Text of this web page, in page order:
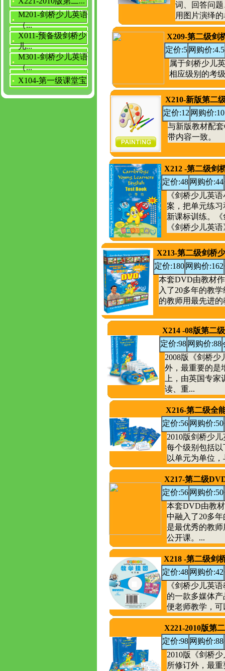
M201-剑桥少儿英语
（...
X011-预备级剑桥少
儿...
M301-剑桥少儿英语
（...
X104-第一级课堂宝
词、回答问
用图片演绎
X209-第二级剑
定价:5 网购价:4.5
属于剑桥少儿
相应级别的考
X210-新版第二
定价:12 网购价
与新版教材配
带内容一致。
X212 -第二级剑
定价:48 网购价:44
《剑桥少儿英
案，把单元练
新课标训练。
《剑桥少儿英
X213-第二级剑桥
定价:180 网购价:162
本套DVD由教材
入了20多年的教
的教师用最先进
X214 -08版第二
定价:98 网购价:88
2008版《剑桥少
外，最重要的是
上，由英国专
读、重...
X216-第二级全
定价:56 网购价:50
2010版剑桥少
每个级别包括
以单元为单位
X217-第二级
定价:56 网购价:50
本套DVD由教
中融入了20多
是最优秀的教
公开课。...
X218 -第二级剑
定价:48 网购价:42
《剑桥少儿英
的一款多媒体
便老师教学，
X221-2010版第
定价:98 网购价:88
2010版《剑桥
所修订外，最